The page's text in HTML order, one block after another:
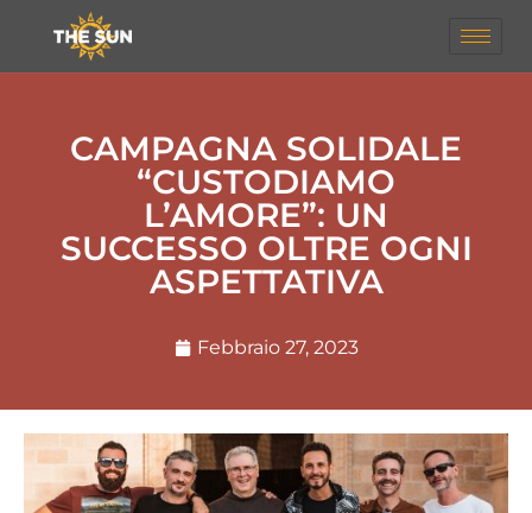
CAMPAGNA SOLIDALE
“CUSTODIAMO
L’AMORE”: UN
SUCCESSO OLTRE OGNI
ASPETTATIVA
Febbraio 27, 2023